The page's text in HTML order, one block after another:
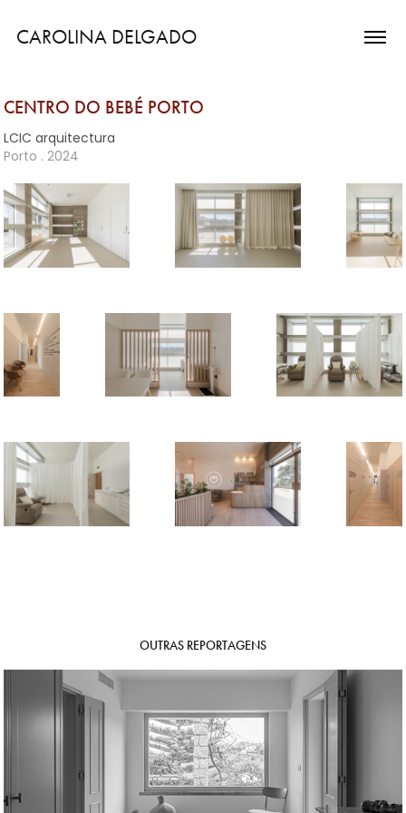
CAROLINA DELGADO
CENTRO DO BEBÉ PORTO
LCIC arquitectura
Porto . 2024
OUTRAS REPORTAGENS
CASA EM COLARES